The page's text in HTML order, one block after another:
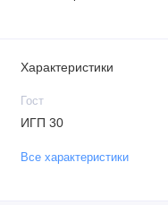
Характеристики
Гост
ИГП 30
Все характеристики